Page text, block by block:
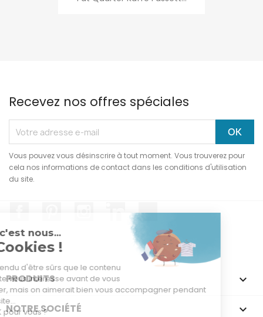
Recevez nos offres spéciales
Vous pouvez vous désinscrire à tout moment. Vous trouverez pour
cela nos informations de contact dans les conditions d'utilisation
du site.
PRODUITS 
NOTRE SOCIÉTÉ 
Salut c'est nous...
les Cookies !
On a attendu d'être sûrs que le contenu
de ce site vous intéresse avant de vous
déranger, mais on aimerait bien vous accompagner pendant
votre visite...
C'est OK pour vous ?